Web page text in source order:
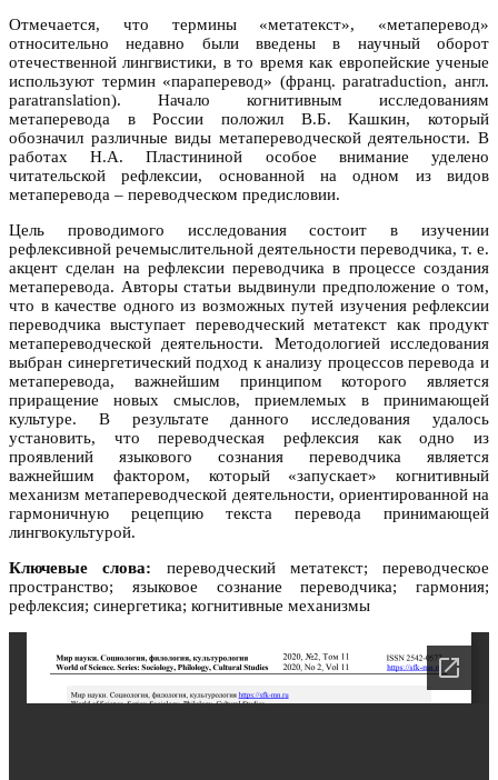
Отмечается, что термины «метатекст», «метаперевод»
относительно недавно были введены в научный оборот
отечественной лингвистики, в то время как европейские ученые
используют термин «параперевод» (франц. paratraduction, англ.
paratranslation). Начало когнитивным исследованиям
метаперевода в России положил В.Б. Кашкин, который
обозначил различные виды метапереводческой деятельности. В
работах Н.А. Пластининой особое внимание уделено
читательской рефлексии, основанной на одном из видов
метаперевода – переводческом предисловии.
Цель проводимого исследования состоит в изучении
рефлексивной речемыслительной деятельности переводчика, т. е.
акцент сделан на рефлексии переводчика в процессе создания
метаперевода. Авторы статьи выдвинули предположение о том,
что в качестве одного из возможных путей изучения рефлексии
переводчика выступает переводческий метатекст как продукт
метапереводческой деятельности. Методологией исследования
выбран синергетический подход к анализу процессов перевода и
метаперевода, важнейшим принципом которого является
приращение новых смыслов, приемлемых в принимающей
культуре. В результате данного исследования удалось
установить, что переводческая рефлексия как одно из
проявлений языкового сознания переводчика является
важнейшим фактором, который «запускает» когнитивный
механизм метапереводческой деятельности, ориентированной на
гармоничную рецепцию текста перевода принимающей
лингвокультурой.
Ключевые слова: переводческий метатекст; переводческое
пространство; языковое сознание переводчика; гармония;
рефлексия; синергетика; когнитивные механизмы